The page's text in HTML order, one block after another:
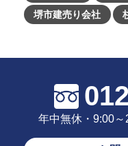
堺市建売り会社
年中無休・9:00